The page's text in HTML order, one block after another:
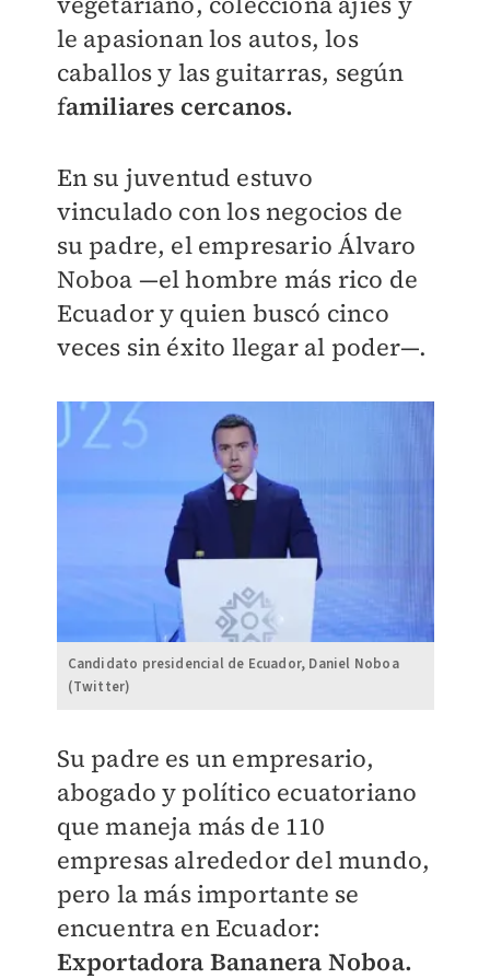
le apasionan los autos, los
caballos y las guitarras, según
familiares cercanos.
En su juventud estuvo
vinculado con los negocios de
su padre, el empresario Álvaro
Noboa —el hombre más rico de
Ecuador y quien buscó cinco
veces sin éxito llegar al poder—.
Candidato presidencial de Ecuador, Daniel Noboa
(Twitter)
Su padre es un empresario,
abogado y político ecuatoriano
que maneja más de 110
empresas alrededor del mundo,
pero la más importante se
encuentra en Ecuador:
Exportadora Bananera Noboa.